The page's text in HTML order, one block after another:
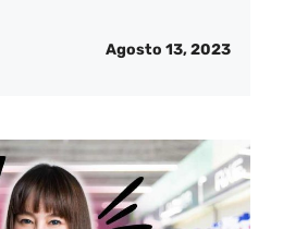
Agosto 13, 2023